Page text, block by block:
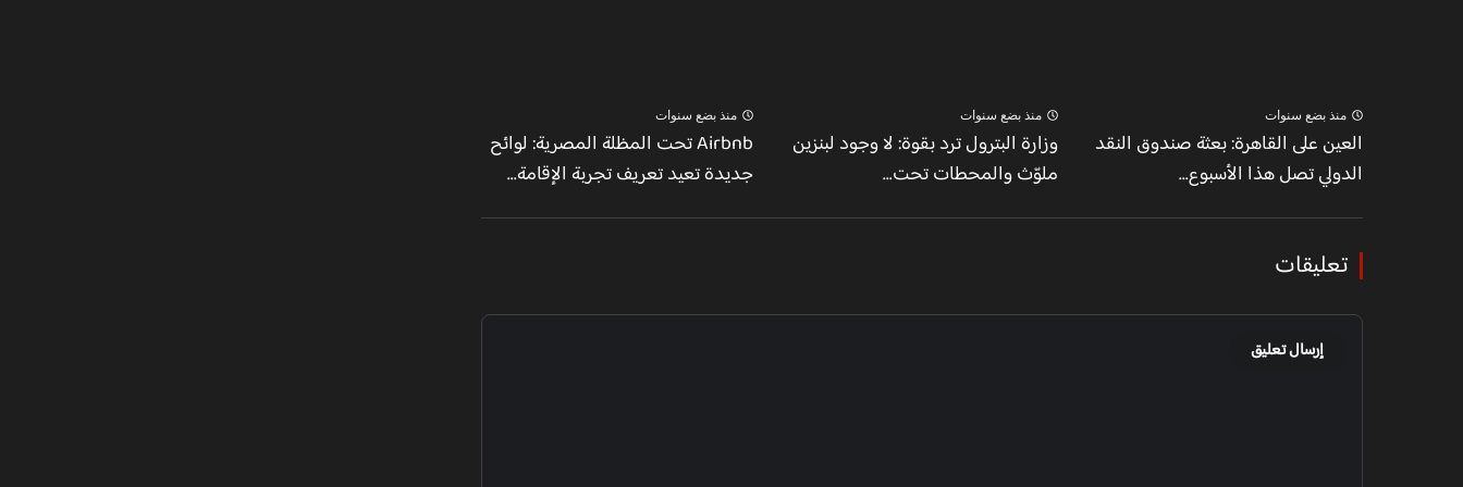
منذ بضع سنوات
العين على القاهرة: بعثة صندوق النقد
الدولي تصل هذا الأسبوع...
منذ بضع سنوات
وزارة البترول ترد بقوة: لا وجود لبنزين
ملوّث والمحطات تحت...
منذ بضع سنوات
Airbnb تحت المظلة المصرية: لوائح
جديدة تعيد تعريف تجربة الإقامة...
تعليقات
إرسال تعليق